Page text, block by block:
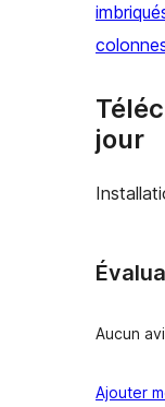
jour
Aucun
Ajouter